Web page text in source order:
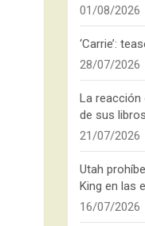
01/08/2026
‘Carrie’:
28/07/2026
La reacción
de sus libros
21/07/2026
Utah
King en las
16/07/2026